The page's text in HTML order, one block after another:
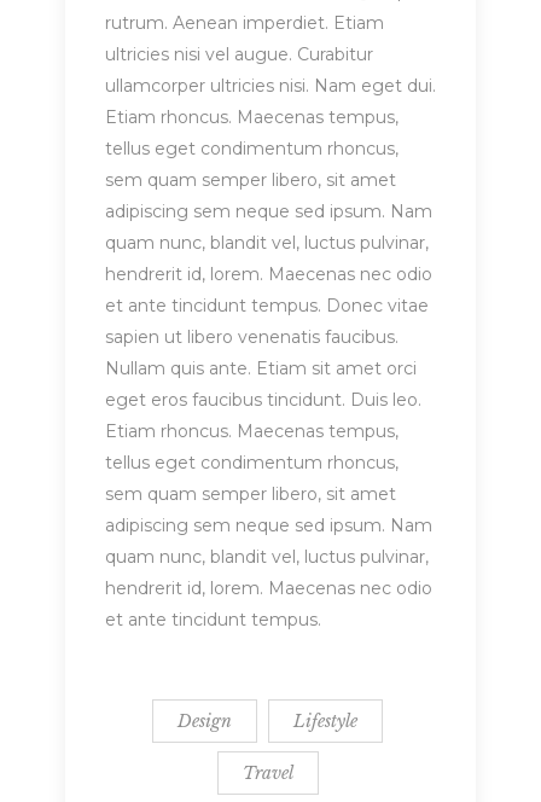
rutrum. Aenean imperdiet. Etiam
ultricies nisi vel augue. Curabitur
ullamcorper ultricies nisi. Nam eget dui.
Etiam rhoncus. Maecenas tempus,
tellus eget condimentum rhoncus,
sem quam semper libero, sit amet
adipiscing sem neque sed ipsum. Nam
quam nunc, blandit vel, luctus pulvinar,
hendrerit id, lorem. Maecenas nec odio
et ante tincidunt tempus. Donec vitae
sapien ut libero venenatis faucibus.
Nullam quis ante. Etiam sit amet orci
eget eros faucibus tincidunt. Duis leo.
Etiam rhoncus. Maecenas tempus,
tellus eget condimentum rhoncus,
sem quam semper libero, sit amet
adipiscing sem neque sed ipsum. Nam
quam nunc, blandit vel, luctus pulvinar,
hendrerit id, lorem. Maecenas nec odio
et ante tincidunt tempus.
Design Lifestyle
Travel